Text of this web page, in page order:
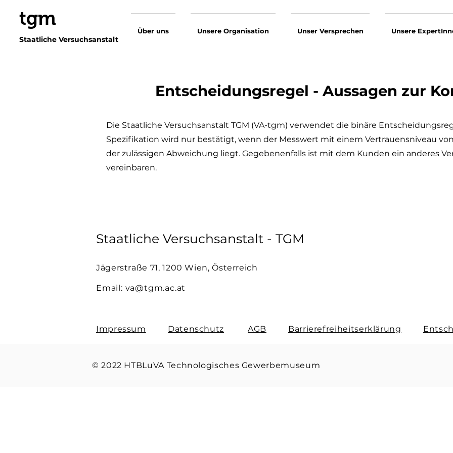
tgm
Staatliche Versuchsanstalt
Über uns Unsere Organisation Unser Versprechen Unsere
Entscheidungsregel - Aussagen zur
Die Staatliche Versuchsanstalt TGM (VA-tgm) verwendet die binäre
Spezifikation wird nur bestätigt, wenn der Messwert mit einem Vertrauensniveau
der zulässigen Abweichung liegt. Gegebenenfalls ist mit dem Kunden ein anderes
vereinbaren.
Staatliche Versuchsanstalt - TGM
Jägerstraße 71, 1200 Wien, Österreich
Email: va@tgm.ac.at
Impressum Datenschutz AGB Barrierefreiheitserklärung
© 2022 HTBLuVA Technologisches Gewerbemuseum